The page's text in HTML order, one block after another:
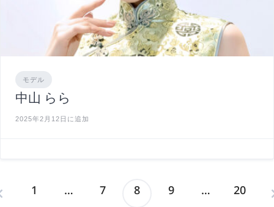
モデル
中山 らら
2025年2月12日に追加
1 … 7 8 9 … 20